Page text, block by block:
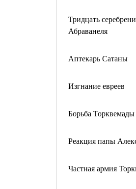
Тридцать
Абраванеля
Аптекарь Сатаны
Изгнание евреев
Борьба
Реакция папы
Частная армия